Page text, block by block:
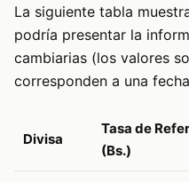
La siguiente tabla
podría presentar la
cambiarias (los valores
corresponden a una
Divisa
Tasa de
(Bs.)